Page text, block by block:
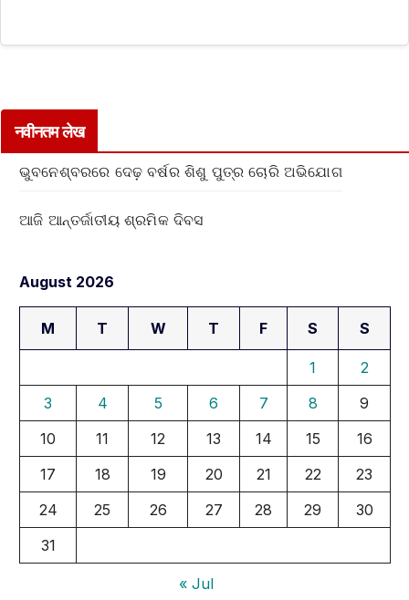
नवीनतम लेख
ଭୁବନେଶ୍ବରରେ ଦେଢ଼ ବର୍ଷର ଶିଶୁ ପୁତ୍ର ଚୋରି ଅଭିଯୋଗ
ଆଜି ଆନ୍ତର୍ଜାତୀୟ ଶ୍ରମିକ ଦିବସ
August 2026
M T W T F S S
1
2
3
4 5 6 7 8
9
10
11 12 13 14 15
16
17
18 19 20 21 22
23
24
25 26 27 28 29
30
31
« Jul